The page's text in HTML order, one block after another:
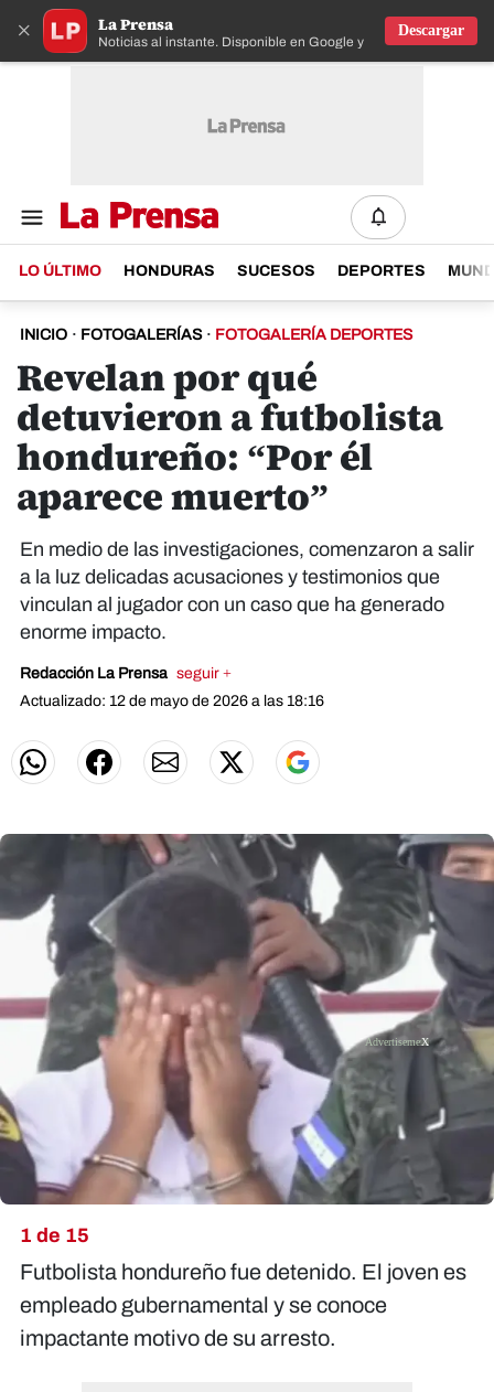
× La Prensa
Noticias al instante. Disponible en Google y IOS
Descargar
LO ÚLTIMO HONDURAS SUCESOS DEPORTES
INICIO · FOTOGALERÍAS · FOTOGALERÍA DEPORTES
Revelan por qué
detuvieron a futbolista
hondureño: “Por él
aparece muerto”
En medio de las investigaciones, comenzaron a salir
a la luz delicadas acusaciones y testimonios que
vinculan al jugador con un caso que ha generado
enorme impacto.
Redacción La Prensa seguir +
Actualizado: 12 de mayo de 2026 a las 18:16
1 de 15
Futbolista hondureño fue detenido. El joven es
empleado gubernamental y se conoce
impactante motivo de su arresto.
X